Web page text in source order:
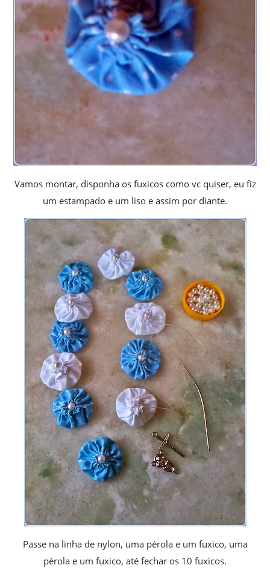
Vamos montar, disponha os fuxicos como vc quiser, eu fiz
um estampado e um liso e assim por diante.
Passe na linha de nylon, uma pérola e um fuxico, uma
pérola e um fuxico, até fechar os 10 fuxicos.